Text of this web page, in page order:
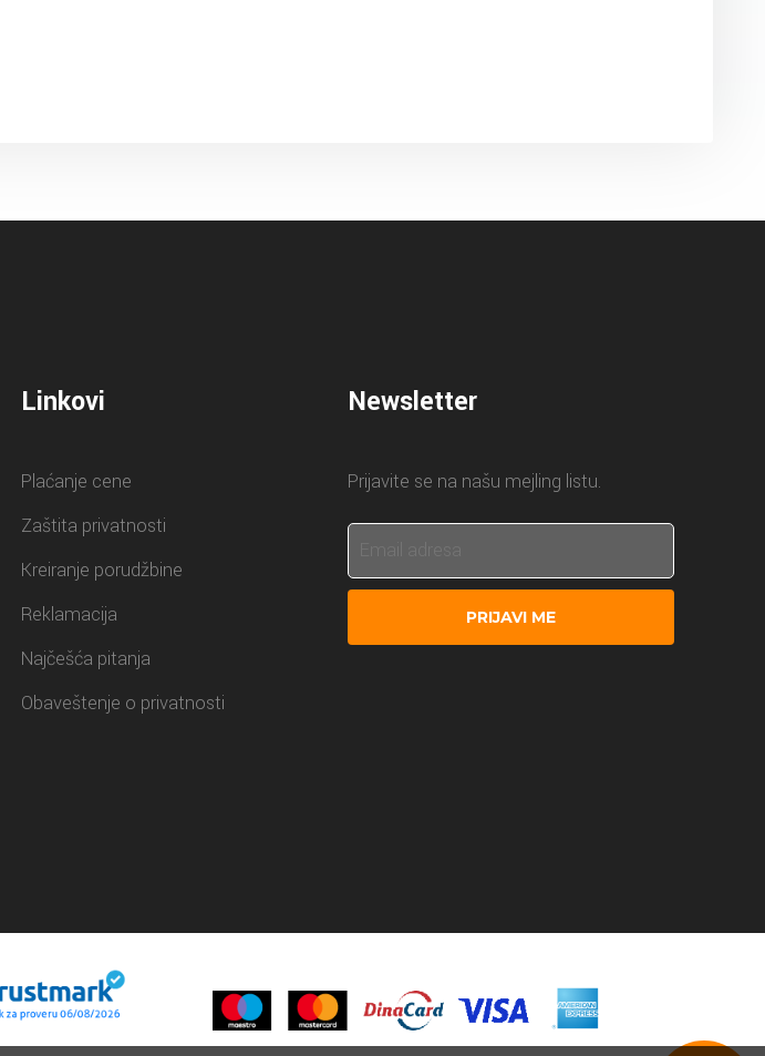
Linkovi
Plaćanje cene
Zaštita privatnosti
Kreiranje porudžbine
Reklamacija
Najčešća pitanja
Obaveštenje o privatnosti
Newsletter
Prijavite se na našu mejling listu.
PRIJAVI ME